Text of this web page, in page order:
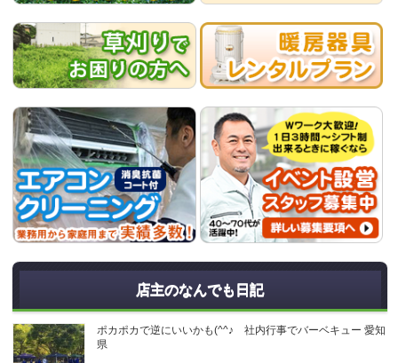
店主のなんでも日記
ポカポカで逆にいいかも(^^♪ 社内行事でバーベキュー 愛知
県